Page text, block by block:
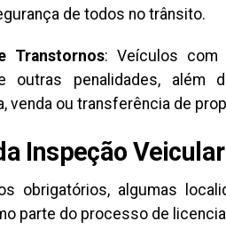
de todos no trânsito.
Transtornos: Veículos com
penalidades, além
venda ou transferência de
Inspeção
obrigatórios, algumas
parte do processo de